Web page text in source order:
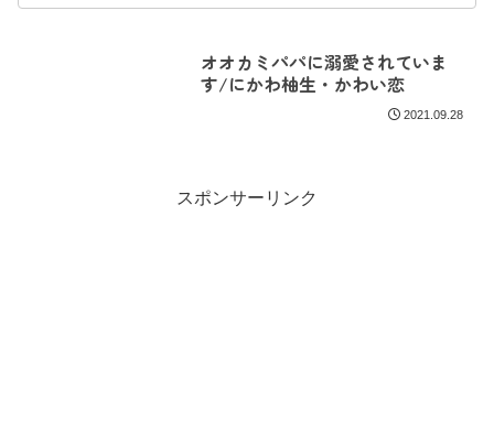
オオカミパパに溺愛されていま
す/にかわ柚生・かわい恋
2021.09.28
スポンサーリンク